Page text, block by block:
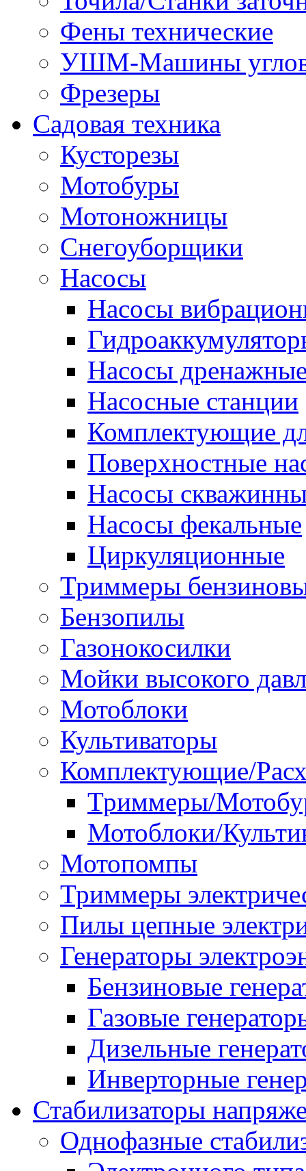
Фены технические
УШМ-Машины
Фрезеры
Садовая техника
Кусторезы
Мотобуры
Мотоножницы
Снегоуборщики
Насосы
Насосы
Насосы
Насосные станции
Комплектующие
Поверхностные
Насосы
Насосы фекальные
Циркуляционные
Триммеры
Бензопилы
Газонокосилки
Мойки высокого
Мотоблоки
Культиваторы
Комплектующие/
Триммеры/
Мотоблоки/
Мотопомпы
Триммеры
Пилы цепные
Генераторы
Бензиновые
Газовые
Дизельные
Инверторные
Стабилизаторы
Однофазные